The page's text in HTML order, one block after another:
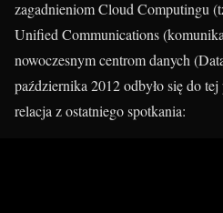
zagadnieniom Cloud Computingu
Unified Communications
nowoczesnym centrom danych
października 2012 odbyło się do
relacja z ostatniego spotkania: